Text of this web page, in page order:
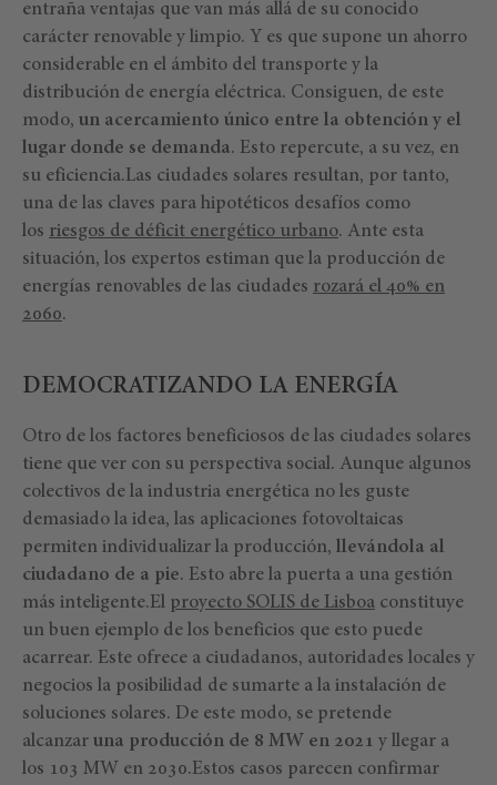
entraña ventajas que van más allá de su conocido
carácter renovable y limpio. Y es que supone un ahorro
considerable en el ámbito del transporte y la
distribución de energía eléctrica. Consiguen, de este
modo, un acercamiento único entre la obtención y el
lugar donde se demanda. Esto repercute, a su vez, en
su eficiencia.Las ciudades solares resultan, por tanto,
una de las claves para hipotéticos desafíos como
los riesgos de déficit energético urbano. Ante esta
situación, los expertos estiman que la producción de
energías renovables de las ciudades rozará el 40% en
2060.
DEMOCRATIZANDO LA ENERGÍA
Otro de los factores beneficiosos de las ciudades solares
tiene que ver con su perspectiva social. Aunque algunos
colectivos de la industria energética no les guste
demasiado la idea, las aplicaciones fotovoltaicas
permiten individualizar la producción, llevándola al
ciudadano de a pie. Esto abre la puerta a una gestión
más inteligente.El proyecto SOLIS de Lisboa constituye
un buen ejemplo de los beneficios que esto puede
acarrear. Este ofrece a ciudadanos, autoridades locales y
negocios la posibilidad de sumarte a la instalación de
soluciones solares. De este modo, se pretende
alcanzar una producción de 8 MW en 2021 y llegar a
los 103 MW en 2030.Estos casos parecen confirmar